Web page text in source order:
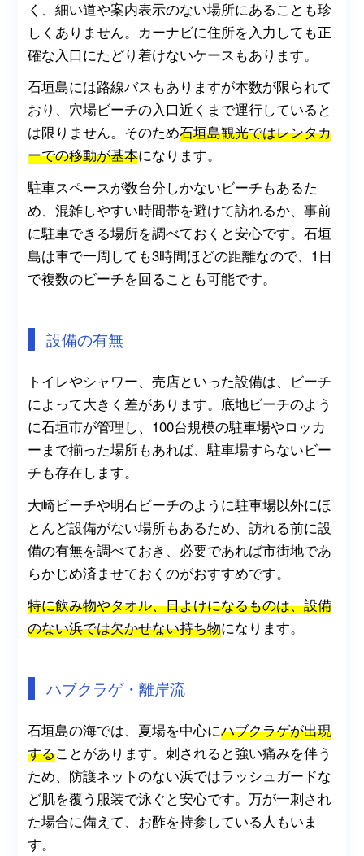
く、細い道や案内表示のない場所にあることも珍
しくありません。カーナビに住所を入力しても正
確な入口にたどり着けないケースもあります。
石垣島には路線バスもありますが本数が限られて
おり、穴場ビーチの入口近くまで運行していると
は限りません。そのため石垣島観光ではレンタカ
ーでの移動が基本になります。
駐車スペースが数台分しかないビーチもあるた
め、混雑しやすい時間帯を避けて訪れるか、事前
に駐車できる場所を調べておくと安心です。石垣
島は車で一周しても3時間ほどの距離なので、1日
で複数のビーチを回ることも可能です。
設備の有無
トイレやシャワー、売店といった設備は、ビーチ
によって大きく差があります。底地ビーチのよう
に石垣市が管理し、100台規模の駐車場やロッカ
ーまで揃った場所もあれば、駐車場すらないビー
チも存在します。
大崎ビーチや明石ビーチのように駐車場以外にほ
とんど設備がない場所もあるため、訪れる前に設
備の有無を調べておき、必要であれば市街地であ
らかじめ済ませておくのがおすすめです。
特に飲み物やタオル、日よけになるものは、設備
のない浜では欠かせない持ち物になります。
ハブクラゲ・離岸流
石垣島の海では、夏場を中心にハブクラゲが出現
することがあります。刺されると強い痛みを伴う
ため、防護ネットのない浜ではラッシュガードな
ど肌を覆う服装で泳ぐと安心です。万が一刺され
た場合に備えて、お酢を持参している人もいま
す。